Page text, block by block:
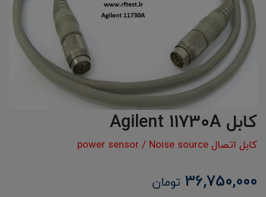
کابل Agilent 11730A
کابل اتصال power sensor / Noise source
36,750,000 تومان